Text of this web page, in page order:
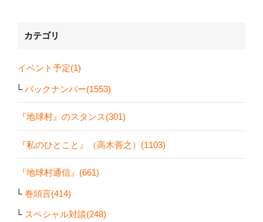
カテゴリ
イベント予定(1)
バックナンバー(1553)
『地球村』のスタンス(301)
『私のひとこと』（高木善之）(1103)
『地球村通信』(661)
巻頭言(414)
スペシャル対談(248)